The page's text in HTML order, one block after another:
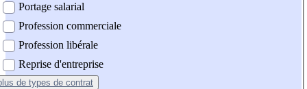
Portage salarial
Profession commerciale
Profession libérale
Reprise d'entreprise
de types de contrat